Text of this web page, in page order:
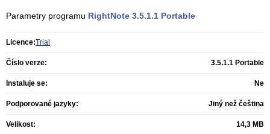
Parametry programu RightNote 3.5.1.1 Portable
Licence:Trial
Číslo verze: 3.5.1.1 Portable
Instaluje se: Ne
Podporované jazyky: Jiný než čeština
Velikost: 14,3 MB